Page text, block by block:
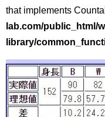
that implements
lab.com/public_html/
library/